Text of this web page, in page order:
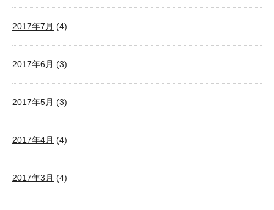
2017年7月 (4)
2017年6月 (3)
2017年5月 (3)
2017年4月 (4)
2017年3月 (4)